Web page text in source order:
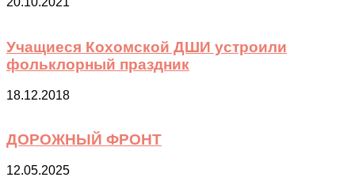
Учащиеся Кохомской ДШИ устроили
фольклорный праздник
18.12.2018
ДОРОЖНЫЙ ФРОНТ
12.05.2025